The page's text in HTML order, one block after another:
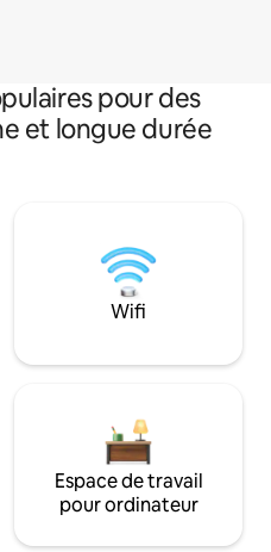
pour des
et longue durée
Wifi
Espace de travail
pour ordinateur